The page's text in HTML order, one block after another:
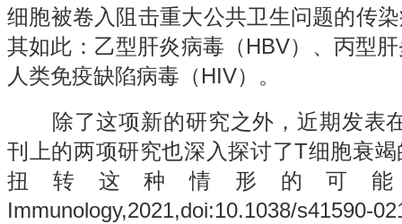
细胞被卷入阻击重大公共卫生问题的传
其如此：乙型肝炎病毒（HBV）、丙型
人类免疫缺陷病毒（HIV）。
除了这项新的研究之外，近期发表在
刊上的两项研究也深入探讨了T细胞衰
扭转这种情形的可能
Immunology,2021,doi:10.1038/s41590-